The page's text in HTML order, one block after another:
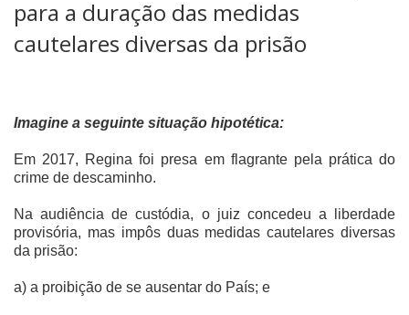
para a duração das medidas
cautelares diversas da prisão
Imagine a seguinte situação hipotética:
Em 2017, Regina foi presa em flagrante pela prática do
crime de descaminho.
Na audiência de custódia, o juiz concedeu a liberdade
provisória, mas impôs duas medidas cautelares diversas
da prisão:
a) a proibição de se ausentar do País; e